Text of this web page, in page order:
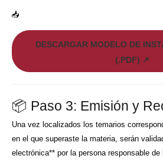
📥
DESCARGAR MODELO DE
(.PDF) ↗
📦 Paso 3: Emisión y
Una vez localizados los temarios
en el que superaste la materia, serán
electrónica** por la persona responsable